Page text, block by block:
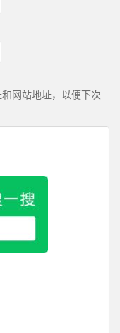
网站地址，以便下次